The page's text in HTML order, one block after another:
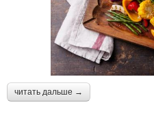
читать дальше →